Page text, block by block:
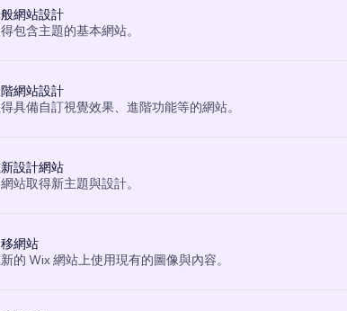
business.
網站設計
包含主題的基本網站。
網站設計
具備自訂視覺效果、進階功能等的網站。
設計網站
站取得新主題與設計。
網站
的 Wix 網站上使用現有的圖像與內容。